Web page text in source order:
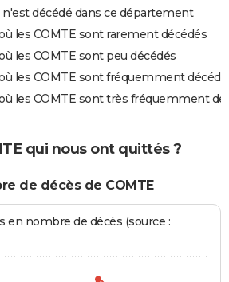
n'est décédé dans ce département
les COMTE sont rarement décédés
les COMTE sont peu décédés
les COMTE sont fréquemment
les COMTE sont très fréquemment
qui nous ont quittés ?
de décès de COMTE
en nombre de décès (source :